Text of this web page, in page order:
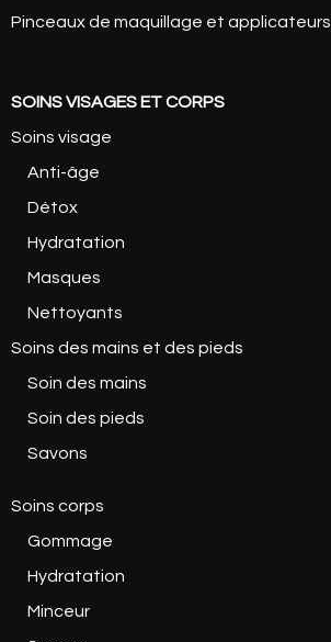
Pinceaux de maquillage et applicateurs
SOINS VISAGES ET CORPS
Soins visage
Anti-âge
Détox
Hydratation
Masques
Nettoyants
Soins des mains et des pieds
Soin des mains
Soin des pieds
Savons
Soins corps
Gommage
Hydratation
Minceur